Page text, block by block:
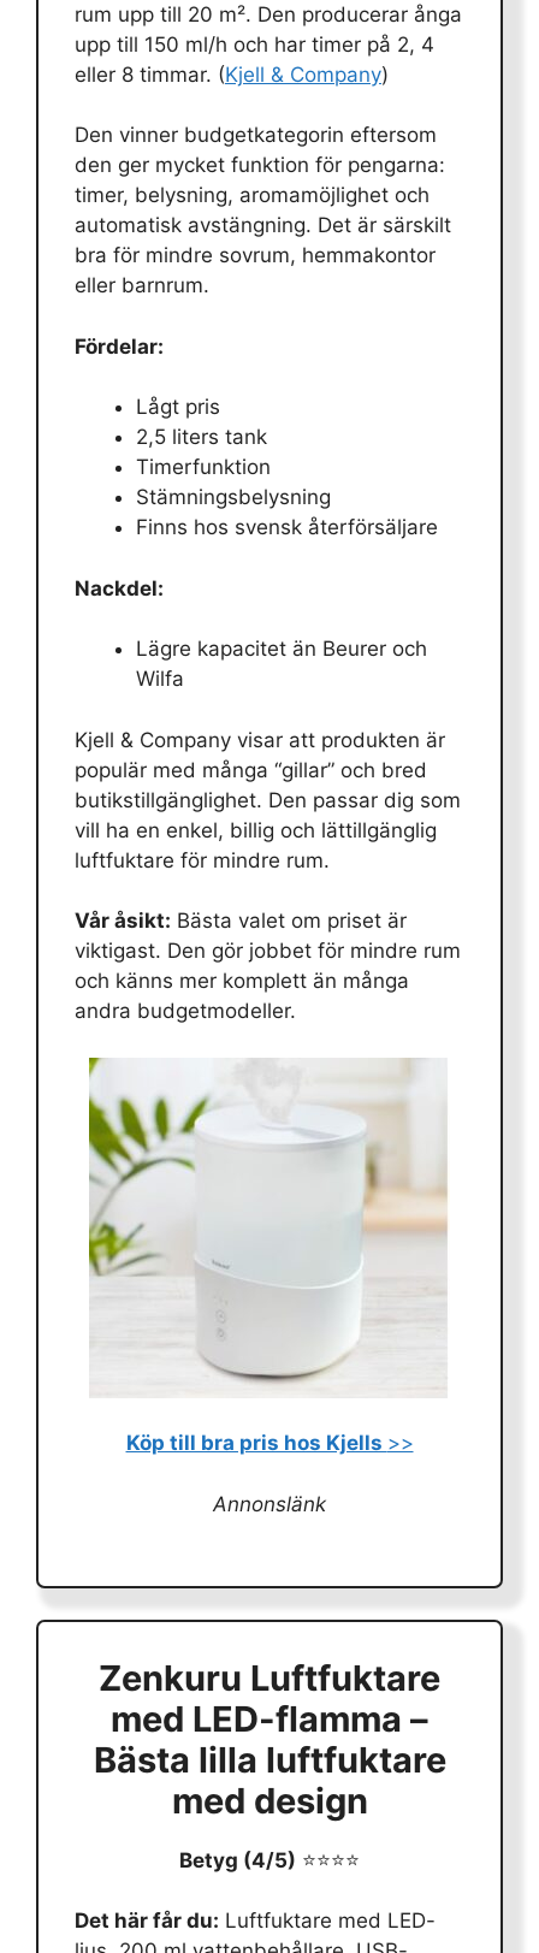
rum upp till 20 m². Den producerar ånga
upp till 150 ml/h och har timer på 2, 4
eller 8 timmar. (Kjell & Company)
Den vinner budgetkategorin eftersom
den ger mycket funktion för pengarna:
timer, belysning, aromamöjlighet och
automatisk avstängning. Det är särskilt
bra för mindre sovrum, hemmakontor
eller barnrum.
Fördelar:
Lågt pris
2,5 liters tank
Timerfunktion
Stämningsbelysning
Finns hos svensk återförsäljare
Nackdel:
Lägre kapacitet än Beurer och
Wilfa
Kjell & Company visar att produkten är
populär med många “gillar” och bred
butikstillgänglighet. Den passar dig som
vill ha en enkel, billig och lättillgänglig
luftfuktare för mindre rum.
Vår åsikt: Bästa valet om priset är
viktigast. Den gör jobbet för mindre rum
och känns mer komplett än många
andra budgetmodeller.
Köp till bra pris hos Kjells >>
Annonslänk
Zenkuru Luftfuktare
med LED-flamma –
Bästa lilla luftfuktare
med design
Betyg (4/5) ⭐⭐⭐⭐
Det här får du: Luftfuktare med LED-